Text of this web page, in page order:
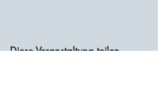
Diese Veranstaltung teilen